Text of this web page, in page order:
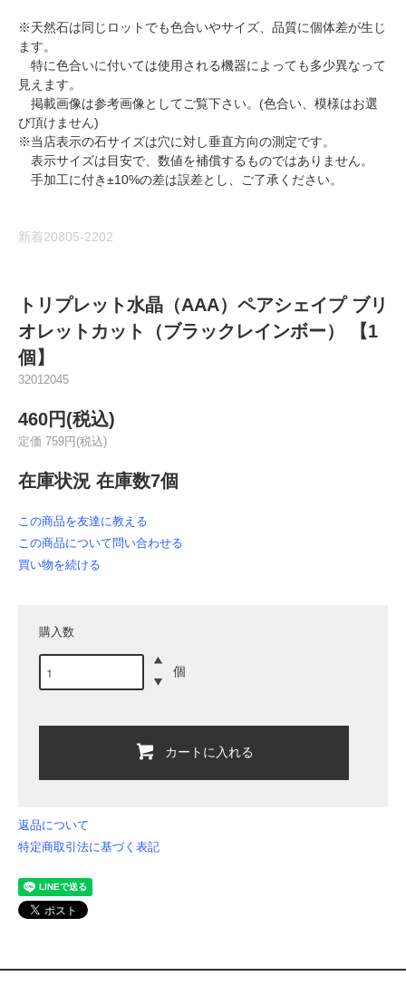
※天然石は同じロットでも色合いやサイズ、品質に個体差が生じ
ます。
特に色合いに付いては使用される機器によっても多少異なって
見えます。
掲載画像は参考画像としてご覧下さい。(色合い、模様はお選
び頂けません)
※当店表示の石サイズは穴に対し垂直方向の測定です。
表示サイズは目安で、数値を補償するものではありません。
手加工に付き±10%の差は誤差とし、ご了承ください。
新着20805-2202
トリプレット水晶（AAA）ペアシェイプ ブリ
オレットカット（ブラックレインボー） 【1
個】
32012045
460円(税込)
定価 759円(税込)
在庫状況 在庫数7個
この商品を友達に教える
この商品について問い合わせる
買い物を続ける
購入数
個
カートに入れる
返品について
特定商取引法に基づく表記